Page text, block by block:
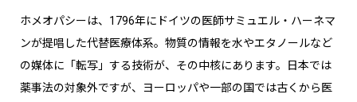
ホメオパシーは、1796年にドイツの医師サミュエル・ハーネマ
ンが提唱した代替医療体系。物質の情報を水やエタノールなど
の媒体に「転写」する技術が、その中核にあります。日本では
薬事法の対象外ですが、ヨーロッパや一部の国では古くから医